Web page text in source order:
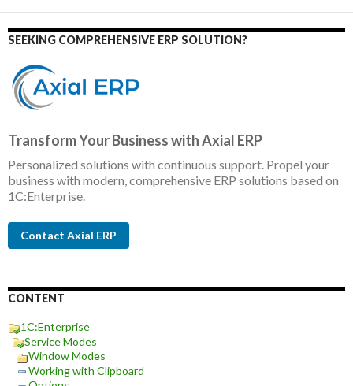
SEEKING COMPREHENSIVE ERP SOLUTION?
Transform Your Business with Axial ERP
Personalized solutions with continuous support. Propel your
business with modern, comprehensive ERP solutions based on
1C:Enterprise.
Contact Axial ERP
CONTENT
1C:Enterprise
Service Modes
Window Modes
Working with Clipboard